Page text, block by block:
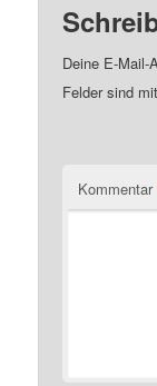
Deine E-Mail-
Felder sind
Kommentar